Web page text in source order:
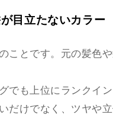
目立たないカラー
ことです。元の髪色
でも上位にランクイ
だけでなく、ツヤや